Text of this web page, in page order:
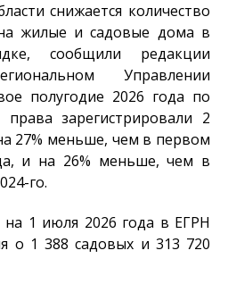
снижается количество
жилые и садовые дома в
сообщили редакции
Управлении
полугодие 2026 года по
зарегистрировали 2
27% меньше, чем в первом
и на 26% меньше, чем в
го.
на 1 июля 2026 года в ЕГРН
о 1 388 садовых и 313 720